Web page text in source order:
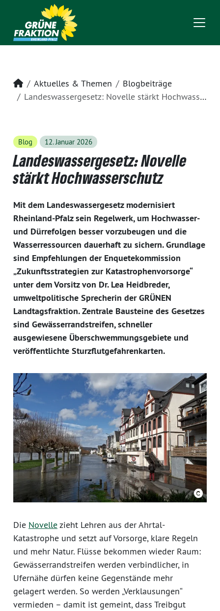
Startseite
Aktuelles & Themen
Blogbeiträge
Landeswassergesetz: Novelle stärkt Hochwasserschutz
Blog 12. Januar 2026
Landeswassergesetz: Novelle
stärkt Hochwasserschutz
Mit dem Landeswassergesetz modernisiert
Rheinland-Pfalz sein Regelwerk, um Hochwasser-
und Dürrefolgen besser vorzubeugen und die
Wasserressourcen dauerhaft zu sichern. Grundlage
sind Empfehlungen der Enquetekommission
„Zukunftsstrategien zur Katastrophenvorsorge“
unter dem Vorsitz von Dr. Lea Heidbreder,
umweltpolitische Sprecherin der GRÜNEN
Landtagsfraktion. Zentrale Bausteine des Gesetzes
sind Gewässerrandstreifen, schneller
ausgewiesene Überschwemmungsgebiete und
veröffentlichte Sturzflutgefahrenkarten.
Die Novellezieht Lehren aus der Ahrtal-
Katastrophe und setzt auf Vorsorge, klare Regeln
und mehr Natur. Flüsse bekommen wieder Raum:
Gewässerrandstreifen werden verbindlicher, in
Ufernähe dürfen keine Gegenstände mehr
gelagert werden. So werden „Verklausungen“
vermieden – damit ist gemeint, dass Treibgut